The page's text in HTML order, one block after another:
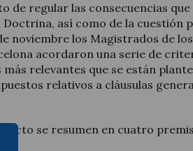
de regular las consecuencias que
Doctrina, así como de la cuestión
noviembre los Magistrados de
acordaron una serie de
relevantes que se están
relativos a cláusulas
se resumen en cuatro